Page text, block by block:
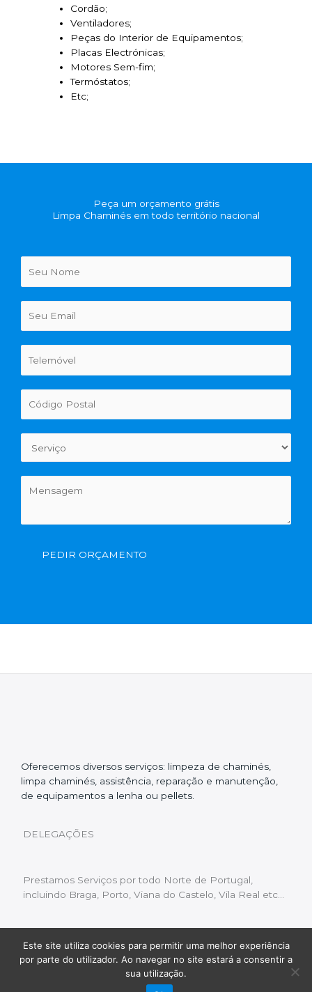
Cordão;
Ventiladores;
Peças do Interior de Equipamentos;
Placas Electrónicas;
Motores Sem-fim;
Termóstatos;
Etc;
Peça um orçamento grátis
Limpa Chaminés em todo território nacional
PEDIR ORÇAMENTO
Oferecemos diversos serviços: limpeza de chaminés,
limpa chaminés, assistência, reparação e manutenção,
de equipamentos a lenha ou pellets.
DELEGAÇÕES
Prestamos Serviços por todo Norte de Portugal,
incluindo Braga, Porto, Viana do Castelo, Vila Real etc…
Livro de Reclamações | Política de Privacidade
Copyright © 2022 Limpeza Chaminés | Desenvolvido
Fluxo Digital – a inovar a web
Este site utiliza cookies para permitir uma melhor experiência
por parte do utilizador. Ao navegar no site estará a consentir a
sua utilização.